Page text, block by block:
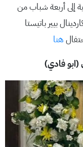
إلى أربعة شباب من
بيير باتيستا
هنا
(ابو فادي)